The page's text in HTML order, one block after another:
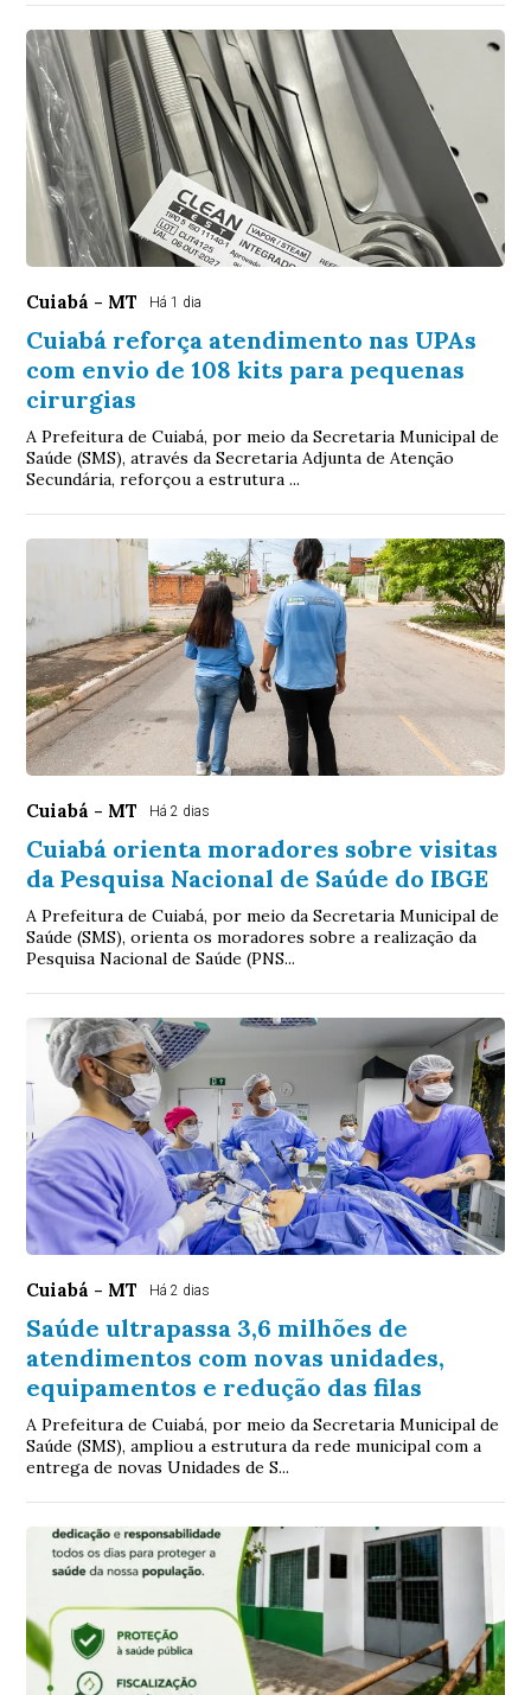
Cuiabá - MT Há 1 dia
Cuiabá reforça atendimento nas UPAs
com envio de 108 kits para pequenas
cirurgias
A Prefeitura de Cuiabá, por meio da Secretaria Municipal de
Saúde (SMS), através da Secretaria Adjunta de Atenção
Secundária, reforçou a estrutura ...
Cuiabá - MT Há 2 dias
Cuiabá orienta moradores sobre visitas
da Pesquisa Nacional de Saúde do IBGE
A Prefeitura de Cuiabá, por meio da Secretaria Municipal de
Saúde (SMS), orienta os moradores sobre a realização da
Pesquisa Nacional de Saúde (PNS...
Cuiabá - MT Há 2 dias
Saúde ultrapassa 3,6 milhões de
atendimentos com novas unidades,
equipamentos e redução das filas
A Prefeitura de Cuiabá, por meio da Secretaria Municipal de
Saúde (SMS), ampliou a estrutura da rede municipal com a
entrega de novas Unidades de S...